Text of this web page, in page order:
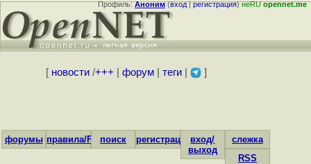
Профиль:Аноним(вход|регистрация)неRUopennet.me
[ новости/+++ форум| теги| ]
форумы правила/FAQпоиск регистрациявход/
выход
слежка
RSS